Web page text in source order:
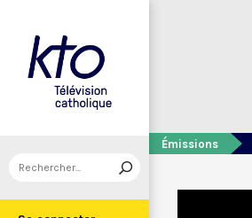
Émissions